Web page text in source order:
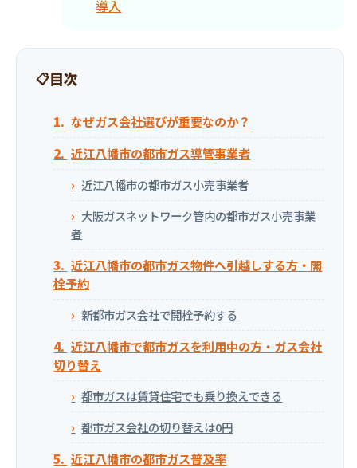
導入
目次
なぜガス会社選びが重要なのか？
近江八幡市の都市ガス導管事業者
近江八幡市の都市ガス小売事業者
大阪ガスネットワーク管内の都市ガス小売事業
者
近江八幡市の都市ガス物件へ引越しする方・開
栓予約
新都市ガス会社で開栓予約する
近江八幡市で都市ガスを利用中の方・ガス会社
切り替え
都市ガスは賃貸住宅でも乗り換えできる
都市ガス会社の切り替えは0円
近江八幡市の都市ガス普及率